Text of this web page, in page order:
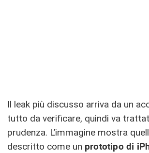
Il leak più discusso arriva da un
tutto da verificare, quindi va
prudenza. L’immagine mostra
descritto come un prototipo di